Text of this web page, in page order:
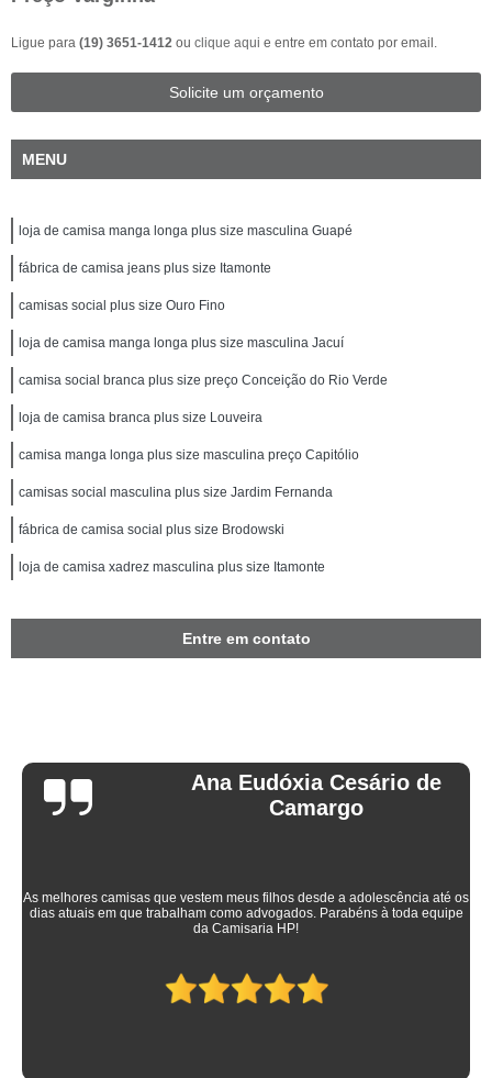
Ligue para (19) 3651-1412 ou clique aqui e entre em contato por email.
Solicite um orçamento
MENU
loja de camisa manga longa plus size masculina Guapé
fábrica de camisa jeans plus size Itamonte
camisas social plus size Ouro Fino
loja de camisa manga longa plus size masculina Jacuí
camisa social branca plus size preço Conceição do Rio Verde
loja de camisa branca plus size Louveira
camisa manga longa plus size masculina preço Capitólio
camisas social masculina plus size Jardim Fernanda
fábrica de camisa social plus size Brodowski
loja de camisa xadrez masculina plus size Itamonte
Entre em contato
Ana Eudóxia Cesário de
Camargo
As melhores camisas que vestem meus filhos desde a adolescência até os
dias atuais em que trabalham como advogados. Parabéns à toda equipe
da Camisaria HP!